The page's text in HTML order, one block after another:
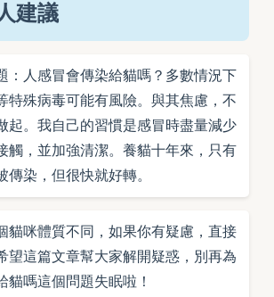
建議
：人感冒會傳染給貓嗎？多數情況下
特殊病毒可能有風險。與其焦慮，不
起。我自己的習慣是感冒時盡量減少
觸，並加強清潔。養貓十年來，只有
傳染，但很快就好轉。
貓咪體質不同，如果你有疑慮，直接
望這篇文章幫大家解開疑惑，別再為
貓嗎這個問題失眠啦！